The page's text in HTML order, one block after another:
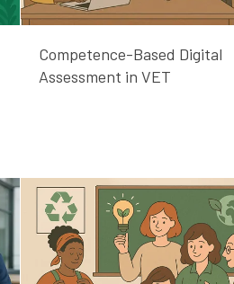
Competence-Based Digital
Assessment in VET